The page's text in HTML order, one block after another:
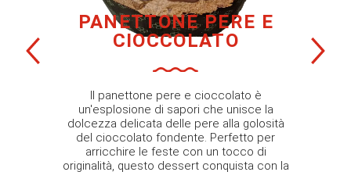
PANETTONE PERE E
CIOCCOLATO
Il panettone pere e cioccolato è
un'esplosione di sapori che unisce la
dolcezza delicata delle pere alla golosità
del cioccolato fondente. Perfetto per
arricchire le feste con un tocco di
originalità, questo dessert conquista con la